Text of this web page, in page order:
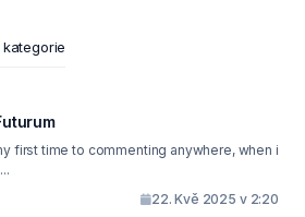
to commenting anywhere, when i
22. Kvě 2025 v 2:20